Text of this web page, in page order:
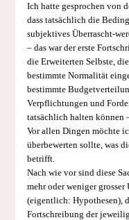
Ich hatte gesprochen von
dass tatsächlich die
subjektives Überrascht-
– das war der erste
die Erweiterten Selbste,
bestimmte Normalität
bestimmte
Verpflichtungen und
tatsächlich halten können
Vor allen Dingen möchte
überbewerten sollte, was
betrifft.
Nach wie vor sind diese
mehr oder weniger
(eigentlich: Hypothesen),
Fortschreibung der